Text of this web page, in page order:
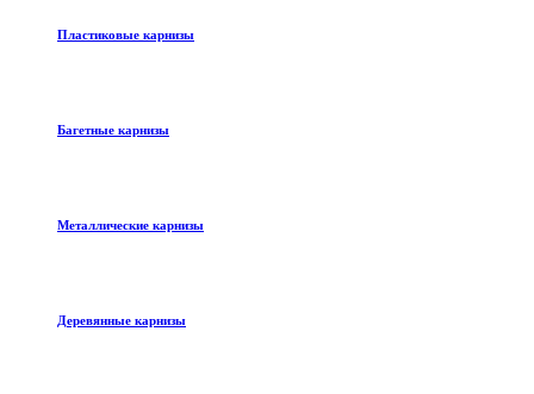
Пластиковые карнизы
Багетные карнизы
Металлические карнизы
Деревянные карнизы